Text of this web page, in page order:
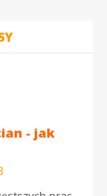
- jak